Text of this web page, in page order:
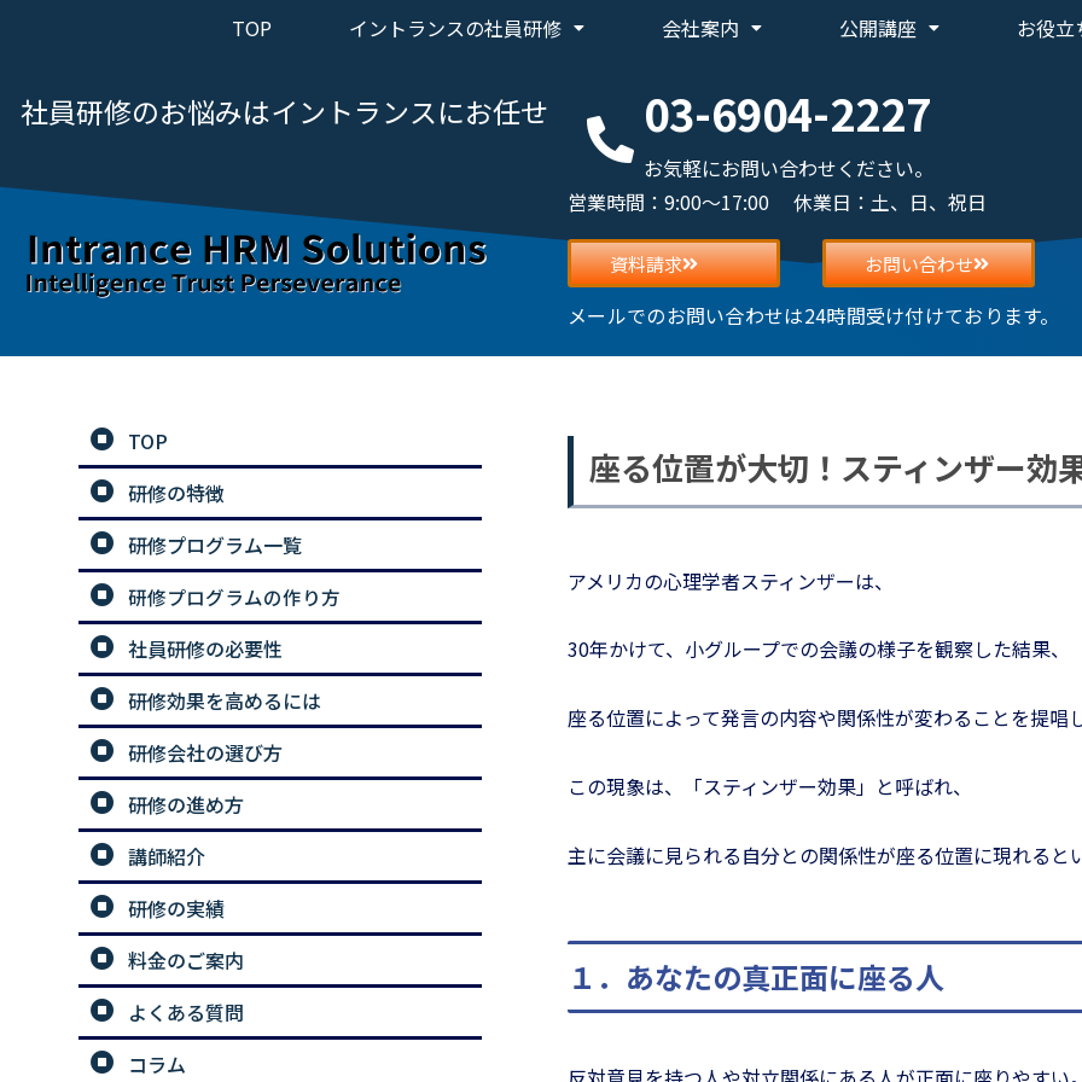
TOP イントランスの社員研修 会社案内 公開講座 お役立
社員研修のお悩みはイントランスにお任せ 03-6904-2227
お気軽にお問い合わせください。
営業時間：9:00～17:00 休業日：土、日、祝日
資料請求 お問い合わせ
メールでのお問い合わせは24時間受け付けております。
座る位置が大切！スティンザー効
アメリカの心理学者スティンザーは、
30年かけて、小グループでの会議の様子を観察した結果、
座る位置によって発言の内容や関係性が変わることを提唱
この現象は、「スティンザー効果」と呼ばれ、
主に会議に見られる自分との関係性が座る位置に現れると
１．あなたの真正面に座る人
TOP
研修の特徴
研修プログラム一覧
研修プログラムの作り方
社員研修の必要性
研修効果を高めるには
研修会社の選び方
研修の進め方
講師紹介
研修の実績
料金のご案内
よくある質問
コラム